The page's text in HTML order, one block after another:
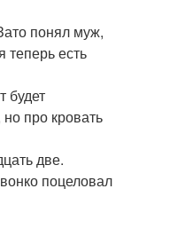
понял муж,
теперь есть
будет
про кровать
две.
поцеловал